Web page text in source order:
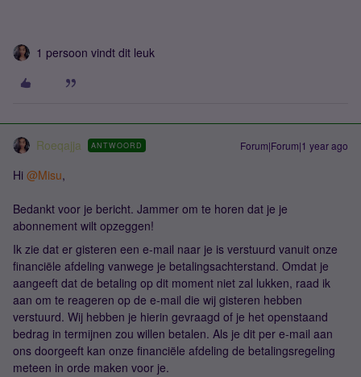
1 persoon vindt dit leuk
Roeqajja ANTWOORD Forum|Forum|1 year ago
Hi ​ @Misu,
Bedankt voor je bericht. Jammer om te horen dat je je
abonnement wilt opzeggen!
Ik zie dat er gisteren een e-mail naar je is verstuurd vanuit onze
financiële afdeling vanwege je betalingsachterstand. Omdat je
aangeeft dat de betaling op dit moment niet zal lukken, raad ik
aan om te reageren op de e-mail die wij gisteren hebben
verstuurd. Wij hebben je hierin gevraagd of je het openstaand
bedrag in termijnen zou willen betalen. Als je dit per e-mail aan
ons doorgeeft kan onze financiële afdeling de betalingsregeling
meteen in orde maken voor je.